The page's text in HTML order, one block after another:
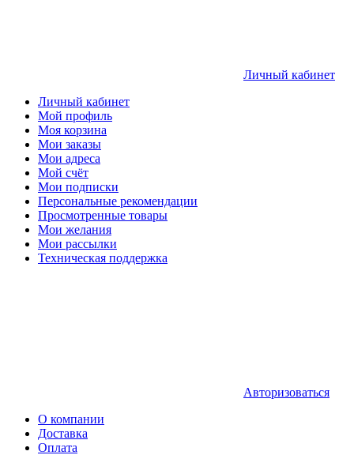
Личный кабинет
Личный кабинет
Мой профиль
Моя корзина
Мои заказы
Мои адреса
Мой счёт
Мои подписки
Персональные рекомендации
Просмотренные товары
Мои желания
Мои рассылки
Техническая поддержка
Авторизоваться
О компании
Доставка
Оплата